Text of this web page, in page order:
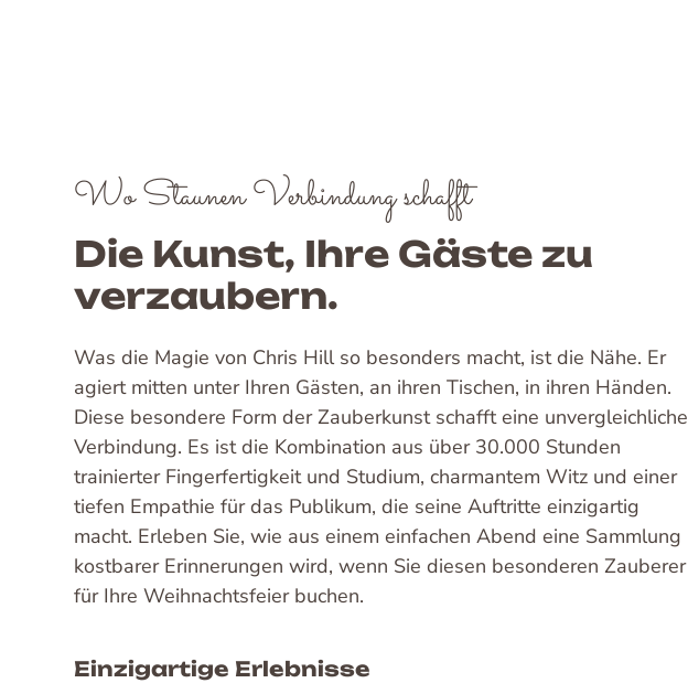
Wo Staunen Verbindung schafft
Die Kunst, Ihre Gäste zu
verzaubern.
Was die Magie von Chris Hill so besonders macht, ist die Nähe. Er
agiert mitten unter Ihren Gästen, an ihren Tischen, in ihren Händen.
Diese besondere Form der Zauberkunst schafft eine unvergleichliche
Verbindung. Es ist die Kombination aus über 30.000 Stunden
trainierter Fingerfertigkeit und Studium, charmantem Witz und einer
tiefen Empathie für das Publikum, die seine Auftritte einzigartig
macht. Erleben Sie, wie aus einem einfachen Abend eine Sammlung
kostbarer Erinnerungen wird, wenn Sie diesen besonderen Zauberer
für Ihre Weihnachtsfeier buchen.
Einzigartige Erlebnisse